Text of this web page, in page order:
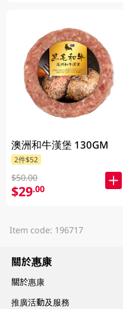
澳洲和牛漢堡 130GM
2件$52
$50.00
$29.00
Item code: 196717
關於惠康
關於惠康
推廣活動及服務